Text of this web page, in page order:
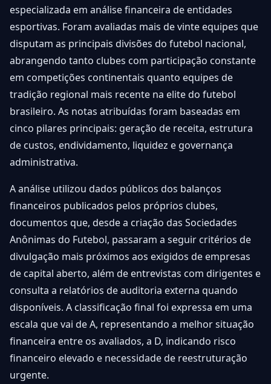
especializada em análise financeira de entidades
esportivas. Foram avaliadas mais de vinte equipes que
disputam as principais divisões do futebol nacional,
abrangendo tanto clubes com participação constante
em competições continentais quanto equipes de
tradição regional mais recente na elite do futebol
brasileiro. As notas atribuídas foram baseadas em
cinco pilares principais: geração de receita, estrutura
de custos, endividamento, liquidez e governança
administrativa.
A análise utilizou dados públicos dos balanços
financeiros publicados pelos próprios clubes,
documentos que, desde a criação das Sociedades
Anônimas do Futebol, passaram a seguir critérios de
divulgação mais próximos aos exigidos de empresas
de capital aberto, além de entrevistas com dirigentes e
consulta a relatórios de auditoria externa quando
disponíveis. A classificação final foi expressa em uma
escala que vai de A, representando a melhor situação
financeira entre os avaliados, a D, indicando risco
financeiro elevado e necessidade de reestruturação
urgente.